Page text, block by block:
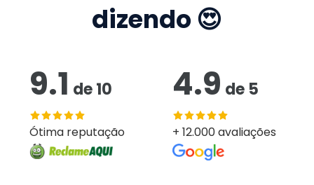
dizendo 😍
9.1 de10
Ótima reputação
4.9 de 5
+ 12.000 avaliações